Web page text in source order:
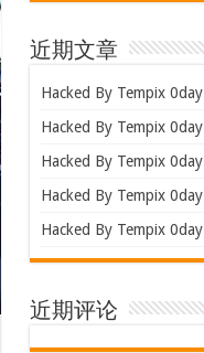
近期文章
Hacked By Tempix 0day
Hacked By Tempix 0day
Hacked By Tempix 0day
Hacked By Tempix 0day
Hacked By Tempix 0day
近期评论